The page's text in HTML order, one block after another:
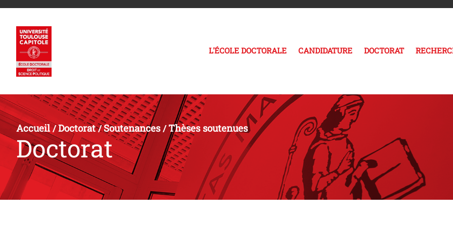
L'ÉCOLE DOCTORALE CANDIDATURE DOCTORAT
Accueil/Doctorat/Soutenances/Thèses soutenues
Doctorat